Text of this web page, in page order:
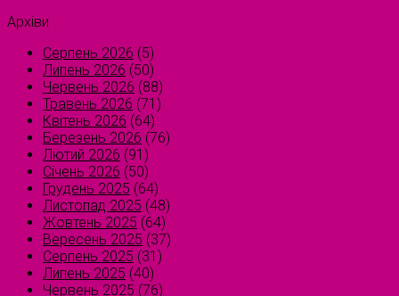
Архіви
Серпень 2026 (5)
Липень 2026 (50)
Червень 2026 (88)
Травень 2026 (71)
Квітень 2026 (64)
Березень 2026 (76)
Лютий 2026 (91)
Січень 2026 (50)
Грудень 2025 (64)
Листопад 2025 (48)
Жовтень 2025 (64)
Вересень 2025 (37)
Серпень 2025 (31)
Липень 2025 (40)
Червень 2025 (76)